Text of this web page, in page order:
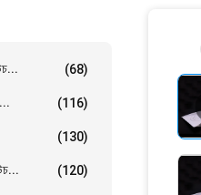
(68)
(116)
(130)
(120)